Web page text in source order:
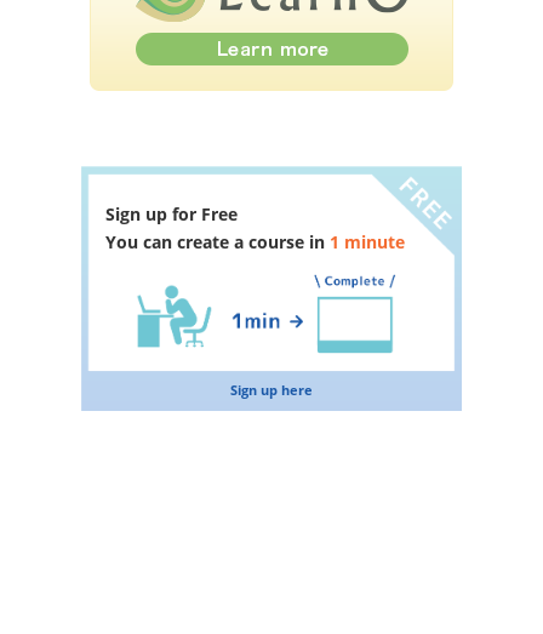
Sign up for Free
You can create a course in 1 minute
Sign up here